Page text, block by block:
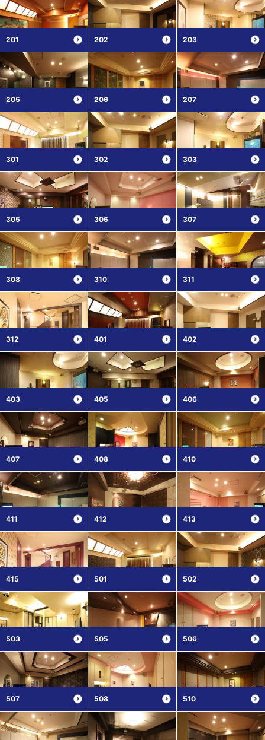
201 202 203
205 206 207
301 302 303
305 306 307
308 310 311
312 401 402
403 405 406
407 408 410
411 412 413
415 501 502
503 505 506
507 508 510